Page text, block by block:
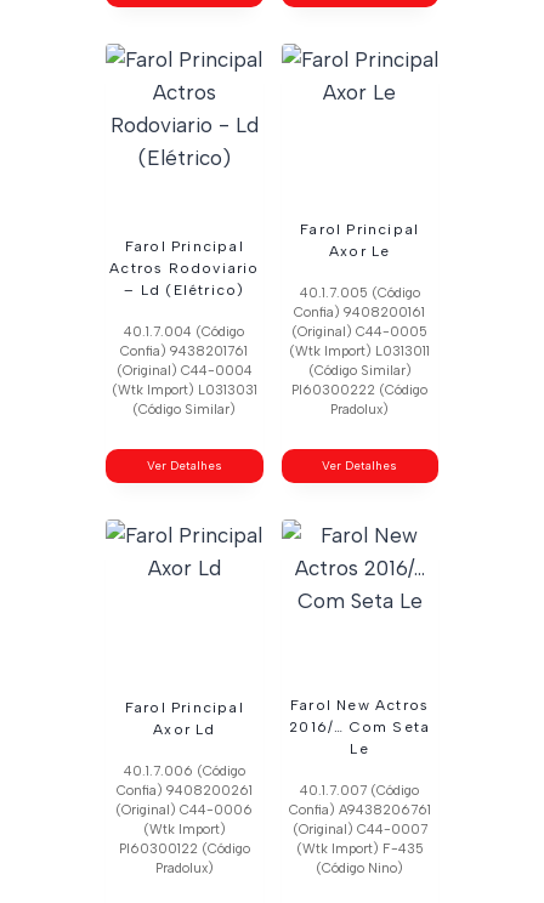
Farol Principal
Actros Rodoviario
– Ld (Elétrico)
40.1.7.004 (Código
Confia) 9438201761
(Original) C44-0004
(Wtk Import) L0313031
(Código Similar)
Ver Detalhes
Farol Principal
Axor Le
40.1.7.005 (Código
Confia) 9408200161
(Original) C44-0005
(Wtk Import) L0313011
(Código Similar)
Pl60300222 (Código
Pradolux)
Ver Detalhes
Farol Principal
Axor Ld
40.1.7.006 (Código
Confia) 9408200261
(Original) C44-0006
(Wtk Import)
Pl60300122 (Código
Pradolux)
Farol New Actros
2016/… Com Seta
Le
40.1.7.007 (Código
Confia) A9438206761
(Original) C44-0007
(Wtk Import) F-435
(Código Nino)